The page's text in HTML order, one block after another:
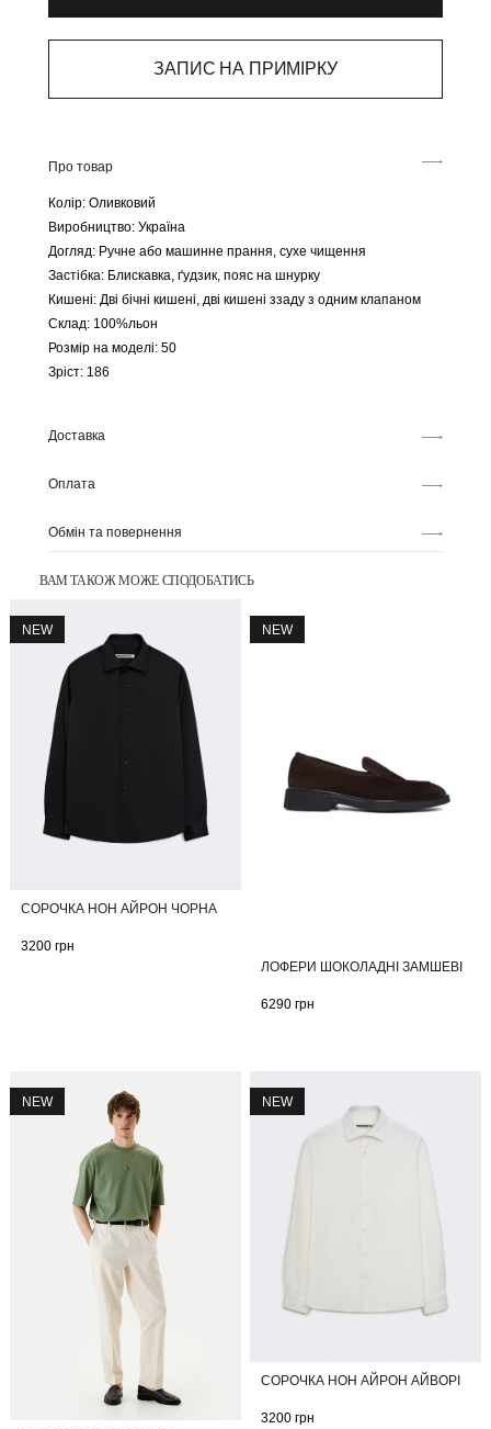
ЗАПИС НА ПРИМІРКУ
Про товар
Колір: Оливковий
Виробництво: Україна
Догляд: Ручне або машинне прання, сухе чищення
Застібка: Блискавка, ґудзик, пояс на шнурку
Кишені: Дві бічні кишені, дві кишені ззаду з одним клапаном
Склад: 100%льон
Розмір на моделі: 50
Зріст: 186
Доставка
Оплата
Обмін та повернення
ВАМ ТАКОЖ МОЖЕ СПОДОБАТИСЬ
СОРОЧКА НОН АЙРОН ЧОРНА
3200 грн
NEW
ЛОФЕРИ ШОКОЛАДНІ ЗАМШЕВІ
6290 грн
NEW
NEW
СОРОЧКА НОН АЙРОН АЙВОРІ
3200 грн
NEW